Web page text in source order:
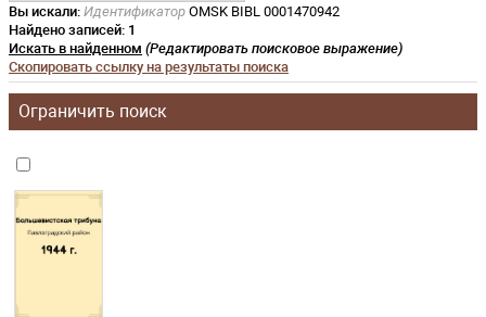
Вы искали: Идентификатор OMSK BIBL 0001470942
Найдено записей: 1
Искать в найденном (Редактировать поисковое выражение)
Скопировать ссылку на результаты поиска
Ограничить поиск